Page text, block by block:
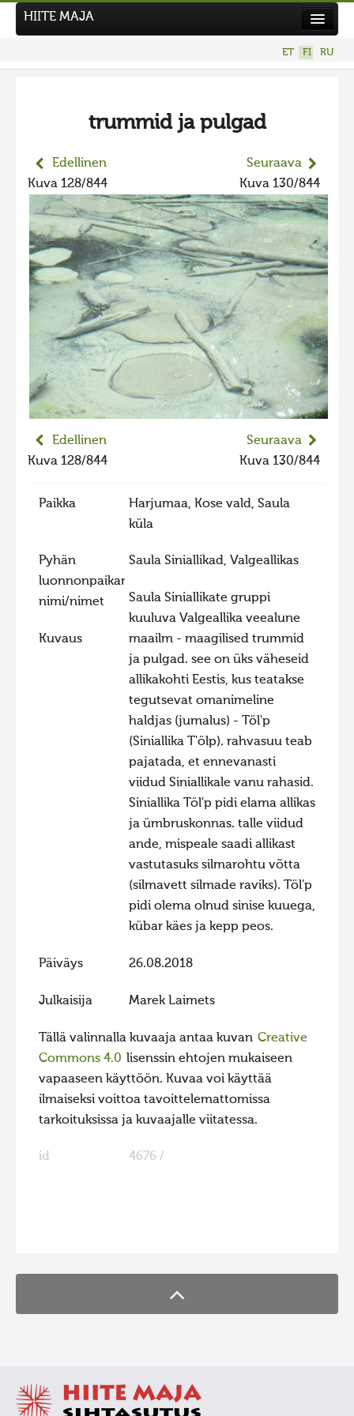
Hiite kuvavõistlus 2026
Hiisien kuvakilpailu 2025
2025 kuvakilpailu lisä
Liikuvad kuvad 2025
Hiisien kuvakilpailu 2024
2024 kuvakilpailu lisä
Liikkuvat kuvat 2024
Hiisien kuvakilpailu 2023
2023 kuvakilpailu lisä
Liikkuvat kuvat 2023
Hiite kuvavõistlus 2022 lisa
Hiite kuvavõistlus 2021
Hiite kuvavõistlus 2020
Liikkuvat kuvat 2020
Hiite kuvavõistlus 2019
Hiite kuvavõistlus 2017
Hiite kuvavõistlus 2016
Hiite kuvavõistlus 2015
Hiite kuvavõistlus 2014
Hiite kuvavõistlus 2013
Hiite kuvavõistlus 2011
Hiite kuvavõistlus 2010
Hiite kuvavõistlus 2008
HIITE MAJA
ET FI RU
trummid ja pulgad
Edellinen
Kuva 128/844
Seuraava
Kuva 130/844
Edellinen
Kuva 128/844
Seuraava
Kuva 130/844
Paikka
Harjumaa, Kose vald, Saula
küla
Pyhän
luonnonpaikan
nimi/nimet
Saula Siniallikad, Valgeallikas
Kuvaus
Saula Siniallikate gruppi
kuuluva Valgeallika veealune
maailm - maagilised trummid
ja pulgad. see on üks väheseid
allikakohti Eestis, kus teatakse
tegutsevat omanimeline
haldjas (jumalus) - Töl'p
(Siniallika T'ölp). rahvasuu teab
pajatada, et ennevanasti
viidud Siniallikale vanu rahasid.
Siniallika Töl'p pidi elama allikas
ja ümbruskonnas. talle viidud
ande, mispeale saadi allikast
vastutasuks silmarohtu võtta
(silmavett silmade raviks). Töl'p
pidi olema olnud sinise kuuega,
kübar käes ja kepp peos.
Päiväys 26.08.2018
Julkaisija Marek Laimets
Tällä valinnalla kuvaaja antaa kuvan Creative
Commons 4.0 lisenssin ehtojen mukaiseen
vapaaseen käyttöön. Kuvaa voi käyttää
ilmaiseksi voittoa tavoittelemattomissa
tarkoituksissa ja kuvaajalle viitatessa.
id 4676 /